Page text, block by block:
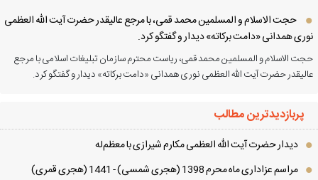
حجت الاسلام و المسلمین محمد قمی، با مرجع عالیقدر حضرت آیت الله العظمی
همدانی «دامت برکاته» دیدار و گفتگو کرد.
الاسلام و المسلمین محمد قمی، ریاست محترم سازمان تبلیغات اسلامی با مرجع
حضرت آیت الله العظمی نوری همدانی «دامت برکاته» دیدار و گفتگو کرد.
پربازدیدترین مطالب
دیدار حضرت آیت الله العظمی مكارم شیرازی با معظم‌له
مراسم عزاداری ماه محرم 1398 (هجری شمسی) - 1441 (هجری قمری)